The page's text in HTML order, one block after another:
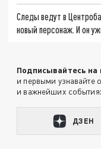
Следы ведут в
новый персонаж. И он
Подписывайтесь
и первыми узнавайте
и важнейших
ДЗЕН